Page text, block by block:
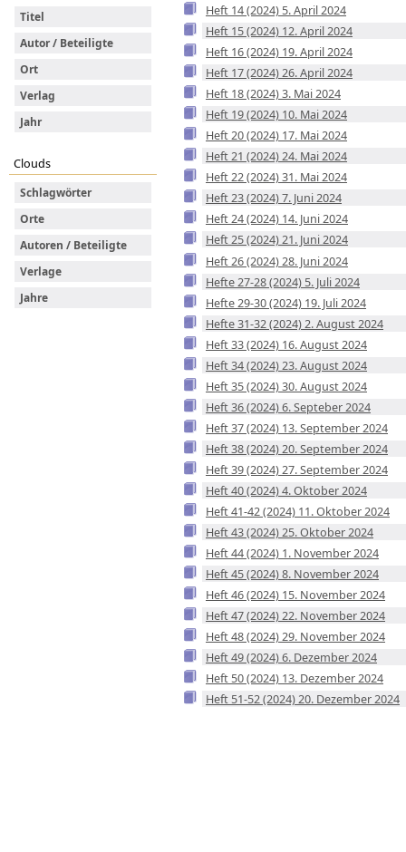
Titel
Autor / Beteiligte
Ort
Verlag
Jahr
Clouds
Schlagwörter
Orte
Autoren / Beteiligte
Verlage
Jahre
Heft 14 (2024) 5. April 2024
Heft 15 (2024) 12. April 2024
Heft 16 (2024) 19. April 2024
Heft 17 (2024) 26. April 2024
Heft 18 (2024) 3. Mai 2024
Heft 19 (2024) 10. Mai 2024
Heft 20 (2024) 17. Mai 2024
Heft 21 (2024) 24. Mai 2024
Heft 22 (2024) 31. Mai 2024
Heft 23 (2024) 7. Juni 2024
Heft 24 (2024) 14. Juni 2024
Heft 25 (2024) 21. Juni 2024
Heft 26 (2024) 28. Juni 2024
Hefte 27-28 (2024) 5. Juli 2024
Hefte 29-30 (2024) 19. Juli 2024
Hefte 31-32 (2024) 2. August 2024
Heft 33 (2024) 16. August 2024
Heft 34 (2024) 23. August 2024
Heft 35 (2024) 30. August 2024
Heft 36 (2024) 6. Septeber 2024
Heft 37 (2024) 13. September 2024
Heft 38 (2024) 20. September 2024
Heft 39 (2024) 27. September 2024
Heft 40 (2024) 4. Oktober 2024
Heft 41-42 (2024) 11. Oktober 2024
Heft 43 (2024) 25. Oktober 2024
Heft 44 (2024) 1. November 2024
Heft 45 (2024) 8. November 2024
Heft 46 (2024) 15. November 2024
Heft 47 (2024) 22. November 2024
Heft 48 (2024) 29. November 2024
Heft 49 (2024) 6. Dezember 2024
Heft 50 (2024) 13. Dezember 2024
Heft 51-52 (2024) 20. Dezember 2024